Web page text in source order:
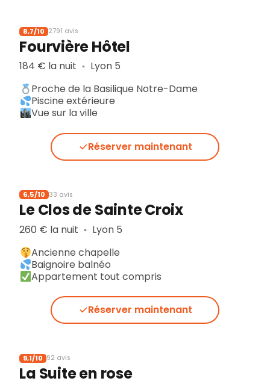
8,7/10 2791 avis
Fourvière Hôtel
184 € la nuit ▪︎ Lyon 5
Proche de la Basilique Notre-Dame
Piscine extérieure
Vue sur la ville
Réserver maintenant
6,5/10 33 avis
Le Clos de Sainte Croix
260 € la nuit ▪︎ Lyon 5
Ancienne chapelle
Baignoire balnéo
Appartement tout compris
Réserver maintenant
9,1/10 92 avis
La Suite en rose